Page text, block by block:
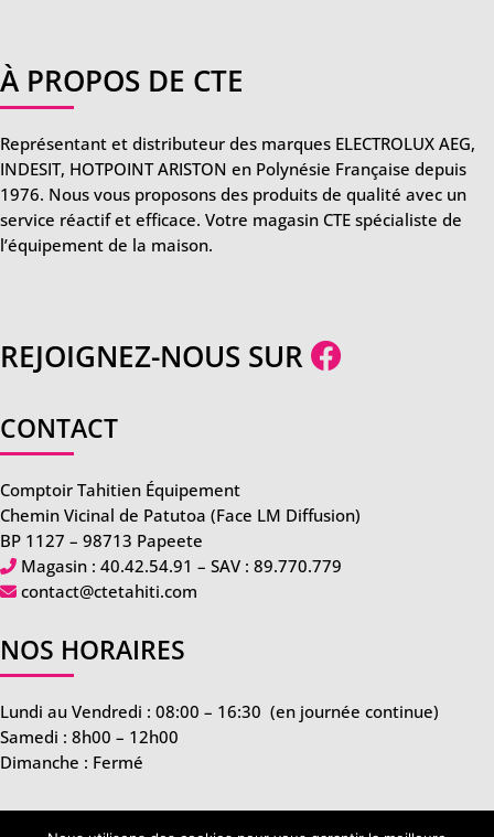
À PROPOS DE CTE
Représentant et distributeur des marques ELECTROLUX AEG,
INDESIT, HOTPOINT ARISTON en Polynésie Française depuis
1976. Nous vous proposons des produits de qualité avec un
service réactif et efficace. Votre magasin CTE spécialiste de
l’équipement de la maison.
REJOIGNEZ-NOUS SUR
CONTACT
Comptoir Tahitien Équipement
Chemin Vicinal de Patutoa (Face LM Diffusion)
BP 1127 – 98713 Papeete
Magasin : 40.42.54.91 – SAV : 89.770.779
contact@ctetahiti.com
NOS HORAIRES
Lundi au Vendredi : 08:00 – 16:30 (en journée continue)
Samedi : 8h00 – 12h00
Dimanche : Fermé